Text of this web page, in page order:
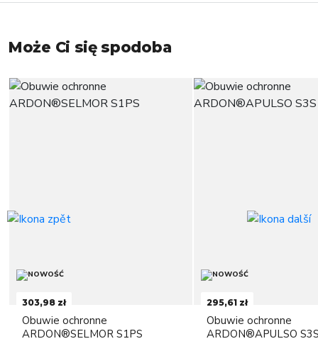
Może Ci się spodoba
303,98 zł
Obuwie ochronne
ARDON®SELMOR S1PS
295,61 zł
Obuwie ochronne
ARDON®APULSO